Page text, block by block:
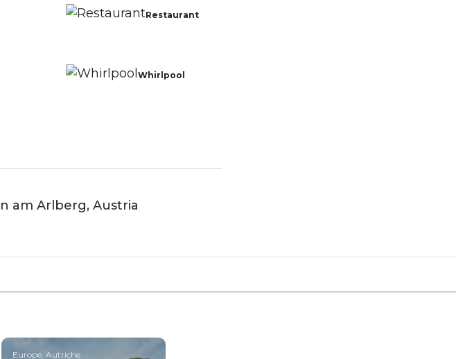
Restaurant
Whirlpool
am Arlberg, Austria
Europe, Autriche